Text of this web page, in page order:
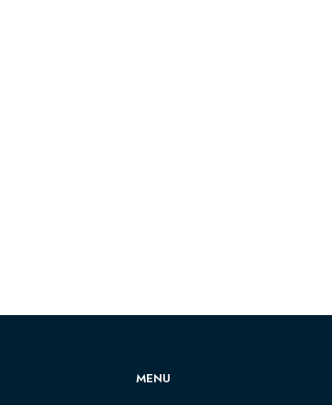
MENU